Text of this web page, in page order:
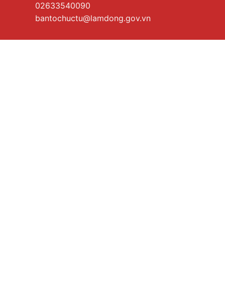
02633540090
bantochuctu@lamdong.gov.vn